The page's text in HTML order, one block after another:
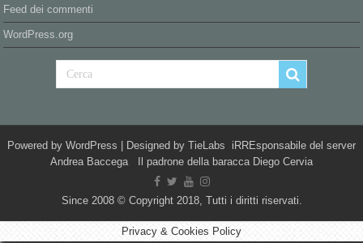
Feed dei commenti
WordPress.org
Powered by WordPress | Designed by TieLabs iRREsponsabile del server
Andrea Baccega Il padrone della baracca Diego Cervia
Since 2008 © Copyright 2018, Tutti i diritti riservati.
Privacy & Cookies Policy